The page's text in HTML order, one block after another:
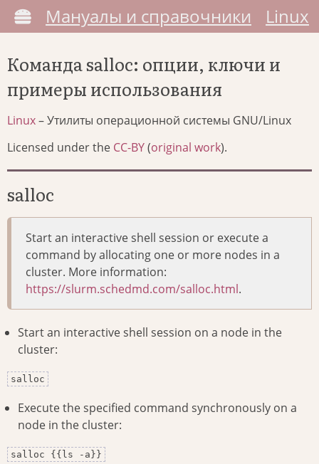
Мануалы и справочники Linux
Команда salloc: опции, ключи и
примеры использования
Linux– Утилиты операционной системы GNU/Linux
Licensed under the CC-BY(original work).
salloc
Start an interactive shell session or execute a
command by allocating one or more nodes in a
cluster. More information:
https://slurm.schedmd.com/salloc.html.
Start an interactive shell session on a node in the
cluster:
salloc
Execute the specified command synchronously on a
node in the cluster:
salloc {{ls -a}}